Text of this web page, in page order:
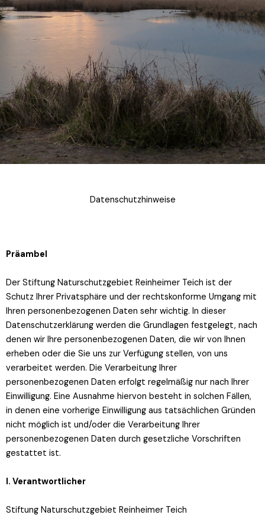
Datenschutzhinweise
Präambel
Der Stiftung Naturschutzgebiet Reinheimer Teich ist der
Schutz Ihrer Privatsphäre und der rechtskonforme Umgang mit
Ihren personenbezogenen Daten sehr wichtig. In dieser
Datenschutzerklärung werden die Grundlagen festgelegt, nach
denen wir Ihre personenbezogenen Daten, die wir von Ihnen
erheben oder die Sie uns zur Verfügung stellen, von uns
verarbeitet werden. Die Verarbeitung Ihrer
personenbezogenen Daten erfolgt regelmäßig nur nach Ihrer
Einwilligung. Eine Ausnahme hiervon besteht in solchen Fällen,
in denen eine vorherige Einwilligung aus tatsächlichen Gründen
nicht möglich ist und/oder die Verarbeitung Ihrer
personenbezogenen Daten durch gesetzliche Vorschriften
gestattet ist.
I. Verantwortlicher
Stiftung Naturschutzgebiet Reinheimer Teich